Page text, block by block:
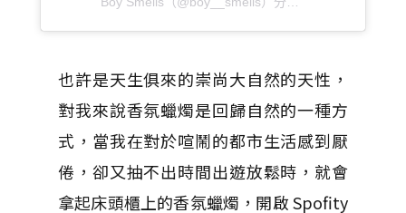
也許是天生俱來的崇尚大自然的天性，
對我來說香氛蠟燭是回歸自然的一種方
式，當我在對於喧鬧的都市生活感到厭
倦，卻又抽不出時間出遊放鬆時，就會
拿起床頭櫃上的香氛蠟燭，開啟 Spofity